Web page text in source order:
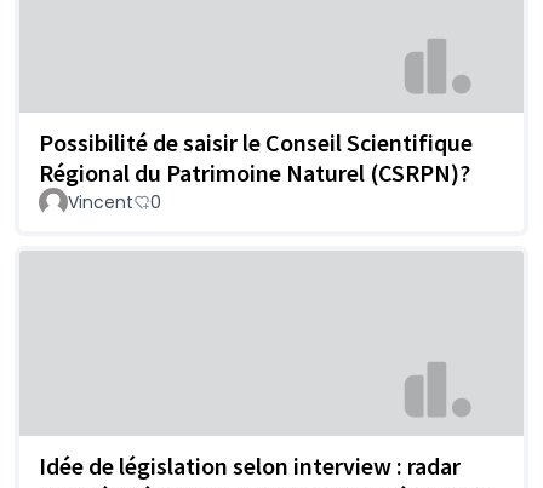
Possibilité de saisir le Conseil Scientifique
Régional du Patrimoine Naturel (CSRPN)?
Vincent 0
Idée de législation selon interview : radar